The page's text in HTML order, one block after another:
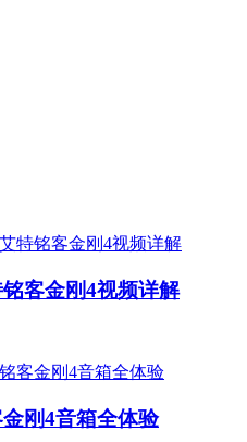
客金刚4视频详解
刚4音箱全体验